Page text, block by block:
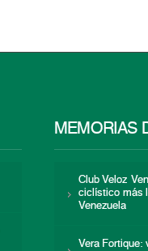
MEMORIAS
Club Veloz
ciclístico más
Venezuela
Vera Fortique: